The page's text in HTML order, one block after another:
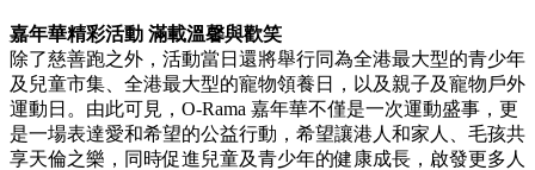
嘉年華精彩活動 滿載溫馨與歡笑
除了慈善跑之外，活動當日還將舉行同為全港最大型的青少年
及兒童市集、全港最大型的寵物領養日，以及親子及寵物戶外
運動日。由此可見，O-Rama 嘉年華不僅是一次運動盛事，更
是一場表達愛和希望的公益行動，希望讓港人和家人、毛孩共
享天倫之樂，同時促進兒童及青少年的健康成長，啟發更多人